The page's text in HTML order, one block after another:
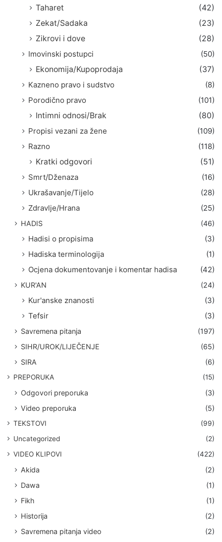
Taharet
(42)
Zekat/Sadaka
(23)
Zikrovi i dove
(28)
Imovinski postupci
(50)
Ekonomija/Kupoprodaja
(37)
Kazneno pravo i sudstvo
(8)
Porodično pravo
(101)
Intimni odnosi/Brak
(80)
Propisi vezani za žene
(109)
Razno
(118)
Kratki odgovori
(51)
Smrt/Dženaza
(16)
Ukrašavanje/Tijelo
(28)
Zdravlje/Hrana
(25)
HADIS (46)
Hadisi o propisima
(3)
Hadiska terminologija
(1)
Ocjena dokumentovanje i komentar hadisa
(42)
KUR'AN (24)
Kur'anske znanosti
(3)
Tefsir
(3)
Savremena pitanja
(197)
SIHR/UROK/LIJEČENJE
(65)
SIRA
(6)
PREPORUKA (15)
Odgovori preporuka
(3)
Video preporuka
(5)
TEKSTOVI
(99)
Uncategorized
(2)
VIDEO KLIPOVI
(422)
Akida
(2)
Dawa
(1)
Fikh
(1)
Historija
(2)
Savremena pitanja video
(2)